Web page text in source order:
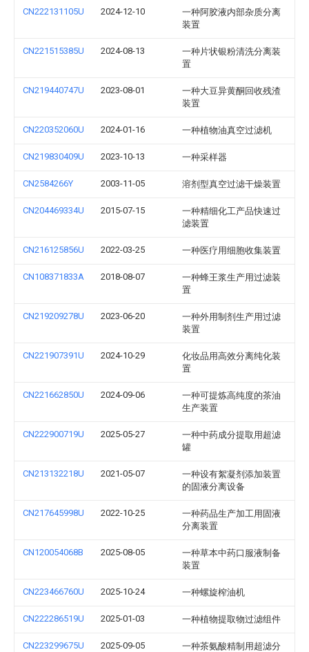
CN222131105U 2024-12-10
一种阿胶液内部杂质分离
装置
CN221515385U 2024-08-13
一种片状银粉清洗分离装
置
CN219440747U 2023-08-01
一种大豆异黄酮回收残渣
装置
CN220352060U 2024-01-16 一种植物油真空过滤机
CN219830409U 2023-10-13 一种采样器
CN2584266Y 2003-11-05 溶剂型真空过滤干燥装置
CN204469334U 2015-07-15
一种精细化工产品快速过
滤装置
CN216125856U 2022-03-25 一种医疗用细胞收集装置
CN108371833A 2018-08-07
一种蜂王浆生产用过滤装
置
CN219209278U 2023-06-20
一种外用制剂生产用过滤
装置
CN221907391U 2024-10-29
化妆品用高效分离纯化装
置
CN221662850U 2024-09-06
一种可提炼高纯度的茶油
生产装置
CN222900719U 2025-05-27
一种中药成分提取用超滤
罐
CN213132218U 2021-05-07
一种设有絮凝剂添加装置
的固液分离设备
CN217645998U 2022-10-25
一种药品生产加工用固液
分离装置
CN120054068B 2025-08-05
一种草本中药口服液制备
装置
CN223466760U 2025-10-24 一种螺旋榨油机
CN222286519U 2025-01-03 一种植物提取物过滤组件
CN223299675U 2025-09-05
一种茶氨酸精制用超滤分